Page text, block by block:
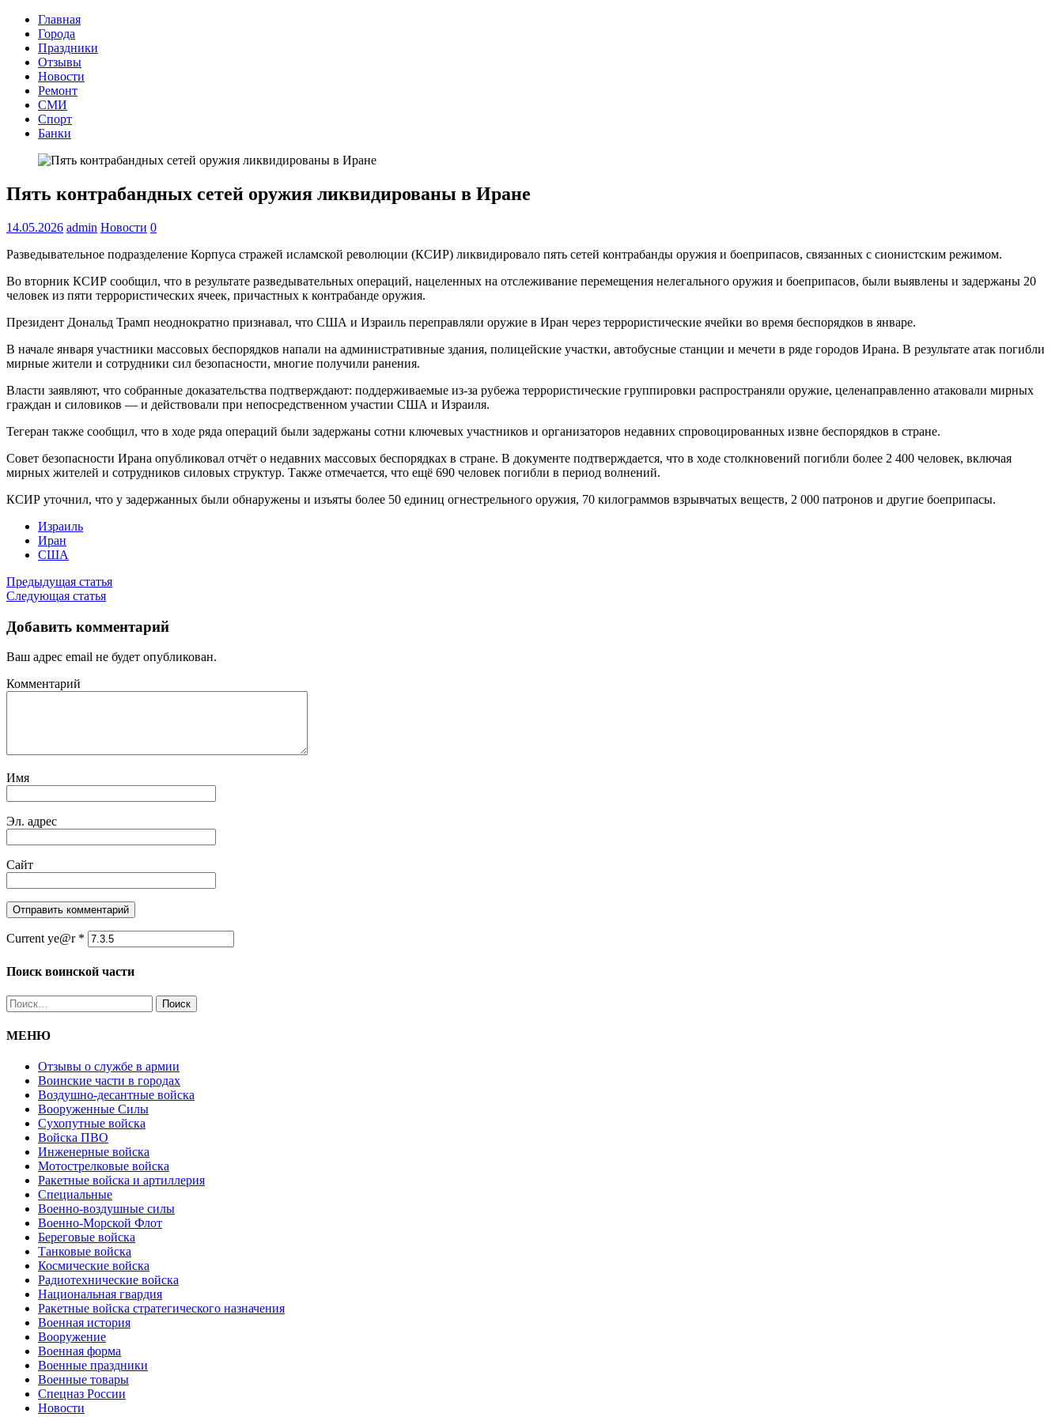
Главная
Города
Праздники
Отзывы
Новости
Ремонт
СМИ
Спорт
Банки
Пять контрабандных сетей оружия ликвидированы в Иране
14.05.2026 admin Новости 0
Разведывательное подразделение Корпуса стражей исламской революции (КСИР) ликвидировало пять сетей контрабанды оружия и боеприпасов, связанных с сионистским режимом.
Во вторник КСИР сообщил, что в результате разведывательных операций, нацеленных на отслеживание перемещения нелегального оружия и боеприпасов, были выявлены и задержаны 20
человек из пяти террористических ячеек, причастных к контрабанде оружия.
Президент Дональд Трамп неоднократно признавал, что США и Израиль переправляли оружие в Иран через террористические ячейки во время беспорядков в январе.
В начале января участники массовых беспорядков напали на административные здания, полицейские участки, автобусные станции и мечети в ряде городов Ирана. В результате атак погибли
мирные жители и сотрудники сил безопасности, многие получили ранения.
Власти заявляют, что собранные доказательства подтверждают: поддерживаемые из‑за рубежа террористические группировки распространяли оружие, целенаправленно атаковали мирных
граждан и силовиков — и действовали при непосредственном участии США и Израиля.
Тегеран также сообщил, что в ходе ряда операций были задержаны сотни ключевых участников и организаторов недавних спровоцированных извне беспорядков в стране.
Совет безопасности Ирана опубликовал отчёт о недавних массовых беспорядках в стране. В документе подтверждается, что в ходе столкновений погибли более 2 400 человек, включая
мирных жителей и сотрудников силовых структур. Также отмечается, что ещё 690 человек погибли в период волнений.
КСИР уточнил, что у задержанных были обнаружены и изъяты более 50 единиц огнестрельного оружия, 70 килограммов взрывчатых веществ, 2 000 патронов и другие боеприпасы.
Израиль
Иран
США
Предыдущая статья
Следующая статья
Добавить комментарий
Ваш адрес email не будет опубликован.
Комментарий
Имя
Эл. адрес
Сайт
Current ye@r *
Поиск воинской части
Найти:
МЕНЮ
Отзывы о службе в армии
Воинские части в городах
Воздушно-десантные войска
Вооруженные Cилы
Cухопутные войска
Войска ПВО
Инженерные войска
Мотострелковые войска
Ракетные войска и артиллерия
Специальные
Военно-воздушные силы
Военно-Морской Флот
Береговые войска
Танковые войска
Космические войска
Радиотехнические войска
Национальная гвардия
Ракетные войска стратегического назначения
Военная история
Вооружение
Военная форма
Военные праздники
Военные товары
Спецназ России
Новости